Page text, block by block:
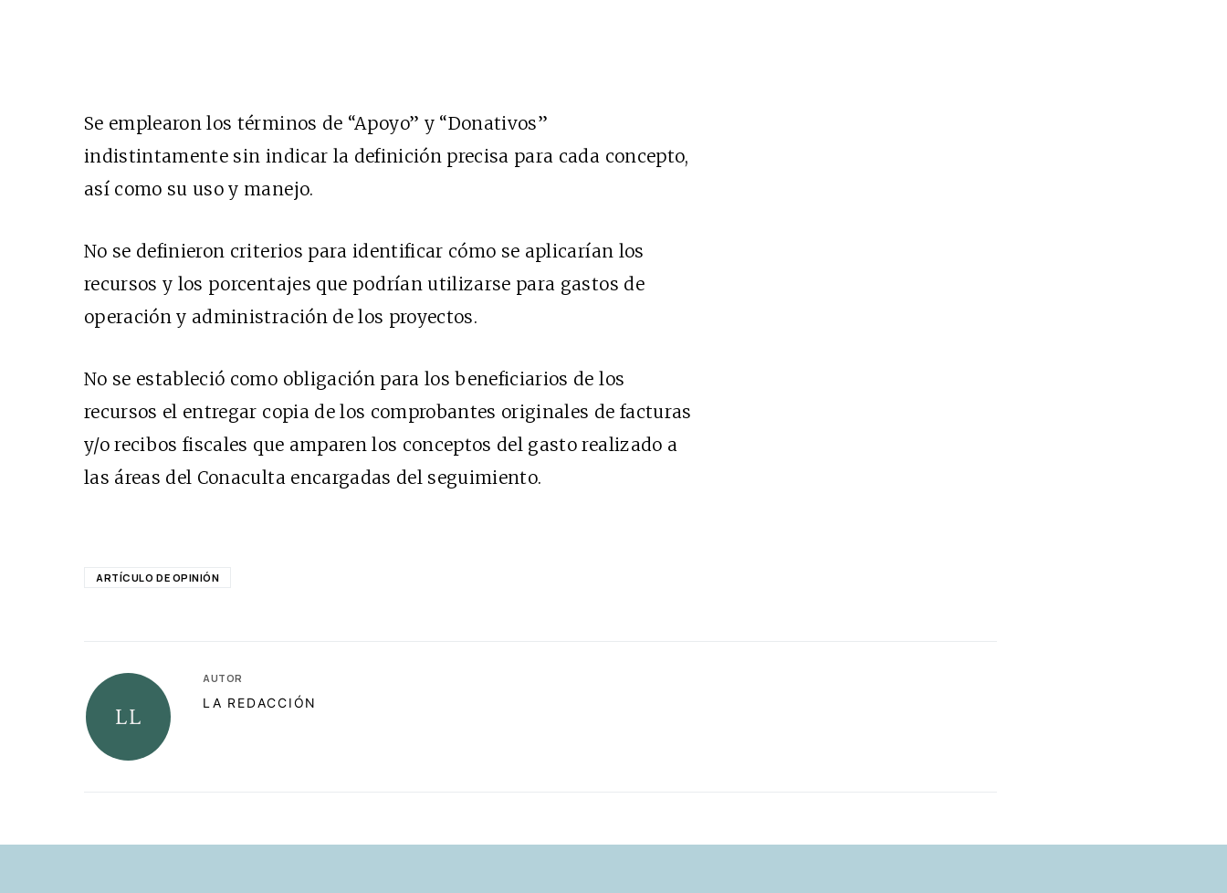
Se emplearon los términos de “Apoyo” y “Donativos”
indistintamente sin indicar la definición precisa para cada concepto,
así como su uso y manejo.
No se definieron criterios para identificar cómo se aplicarían los
recursos y los porcentajes que podrían utilizarse para gastos de
operación y administración de los proyectos.
No se estableció como obligación para los beneficiarios de los
recursos el entregar copia de los comprobantes originales de facturas
y/o recibos fiscales que amparen los conceptos del gasto realizado a
las áreas del Conaculta encargadas del seguimiento.
ARTÍCULO DE OPINIÓN
AUTOR
LA REDACCIÓN